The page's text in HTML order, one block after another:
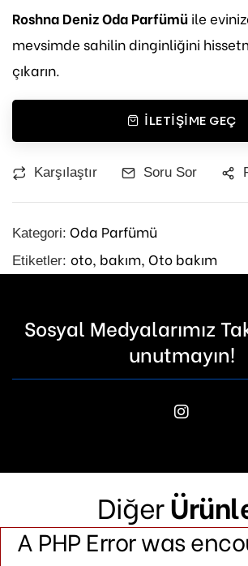
Roshna Deniz Oda Parfümü ile
mevsimde sahilin dinginliğini
çıkarın.
İLETIŞIME GEÇ
Karşılaştır Soru Sor
Kategori: Oda Parfümü
Etiketler: oto, bakım, Oto bakım
Sosyal Medyalarımız
unutmayın!
Diğer
A PHP Error was